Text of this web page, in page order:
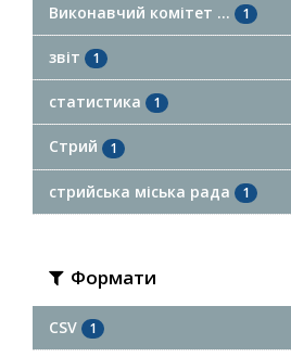
Виконавчий комітет ... 1
звіт 1
статистика 1
Стрий 1
стрийська міська рада 1
Формати
CSV 1